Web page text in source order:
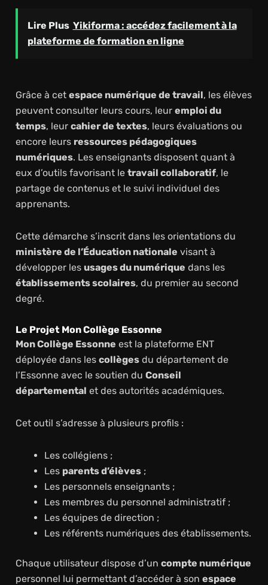
Lire Plus Yikiforma : accédez facilement à la
plateforme de formation en ligne
Grâce à cet espace numérique de travail, les élèves
peuvent consulter leurs cours, leur emploi du
temps, leur cahier de textes, leurs évaluations ou
encore leurs ressources pédagogiques
numériques. Les enseignants disposent quant à
eux d’outils favorisant le travail collaboratif, le
partage de contenus et le suivi individuel des
apprenants.
Cette démarche s’inscrit dans les orientations du
ministère de l’Éducation nationale visant à
développer les usages du numérique dans les
établissements scolaires, du premier au second
degré.
Le Projet Mon Collège Essonne
Mon Collège Essonne est la plateforme ENT
déployée dans les collègesdu département de
l’Essonne avec le soutien du Conseil
départemental et des autorités académiques.
Cet outil s’adresse à plusieurs profils :
Les collégiens ;
Les parents d’élèves;
Les personnels enseignants ;
Les membres du personnel administratif ;
Les équipes de direction ;
Les référents numériques des établissements.
Chaque utilisateur dispose d’un compte numérique
personnel lui permettant d’accéder à son espace